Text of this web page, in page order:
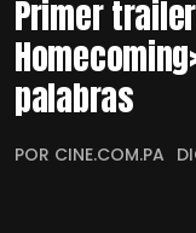
Primer
palabras
POR CINE.COM.PA